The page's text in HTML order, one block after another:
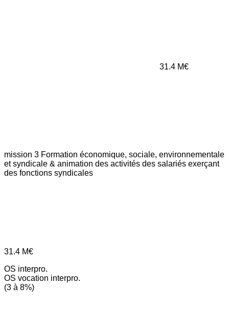
31.4 M€
mission 3 Formation économique, sociale, environnementale
et syndicale & animation des activités des salariés exerçant
des fonctions syndicales
31.4 M€
OS interpro.
OS vocation interpro.
(3 à 8%)